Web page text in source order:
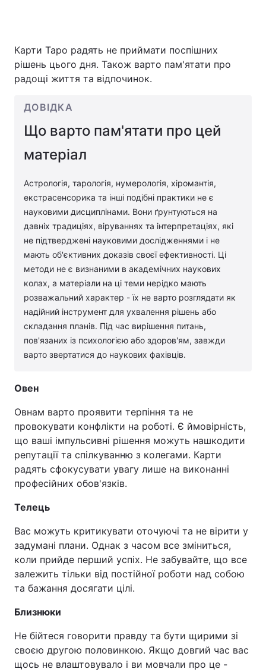
Карти Таро радять не приймати поспішних
рішень цього дня. Також варто пам'ятати про
радощі життя та відпочинок.
ДОВІДКА
Що варто пам'ятати про цей
матеріал
Астрологія, тарологія, нумерологія, хіромантія,
екстрасенсорика та інші подібні практики не є
науковими дисциплінами. Вони ґрунтуються на
давніх традиціях, віруваннях та інтерпретаціях, які
не підтверджені науковими дослідженнями і не
мають об'єктивних доказів своєї ефективності. Ці
методи не є визнаними в академічних наукових
колах, а матеріали на ці теми нерідко мають
розважальний характер - їх не варто розглядати як
надійний інструмент для ухвалення рішень або
складання планів. Під час вирішення питань,
пов'язаних із психологією або здоров'ям, завжди
варто звертатися до наукових фахівців.
Овен
Овнам варто проявити терпіння та не
провокувати конфлікти на роботі. Є ймовірність,
що ваші імпульсивні рішення можуть нашкодити
репутації та спілкуванню з колегами. Карти
радять сфокусувати увагу лише на виконанні
професійних обов'язків.
Телець
Вас можуть критикувати оточуючі та не вірити у
задумані плани. Однак з часом все зміниться,
коли прийде перший успіх. Не забувайте, що все
залежить тільки від постійної роботи над собою
та бажання досягати цілі.
Близнюки
Не бійтеся говорити правду та бути щирими зі
своєю другою половинкою. Якщо довгий час вас
щось не влаштовувало і ви мовчали про це -